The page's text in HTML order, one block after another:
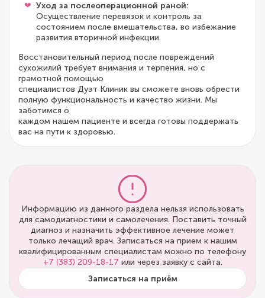
Уход за послеоперационной раной:
Осуществление перевязок и контроль за
состоянием после вмешательства, во избежание
развития вторичной инфекции.
Восстановительный период после повреждений
сухожилий требует внимания и терпения, но с
грамотной помощью
специалистов Дуэт Клиник вы сможете вновь обрести
полную функциональность и качество жизни. Мы
заботимся о
каждом нашем пациенте и всегда готовы поддержать
вас на пути к здоровью.
Информацию из данного раздела нельзя использовать
для самодиагностики и самолечения. Поставить точный
диагноз и назначить эффективное лечение может
только лечащий врач. Записаться на прием к нашим
квалифицированным специалистам можно по телефону
+7 (383) 209-18-17 или через заявку с сайта.
Записаться на приём